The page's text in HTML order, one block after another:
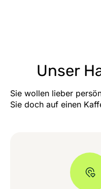
Unser
Sie wollen lieber
Sie doch auf einen